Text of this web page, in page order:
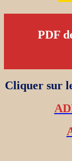
PDF
Cliquer sur